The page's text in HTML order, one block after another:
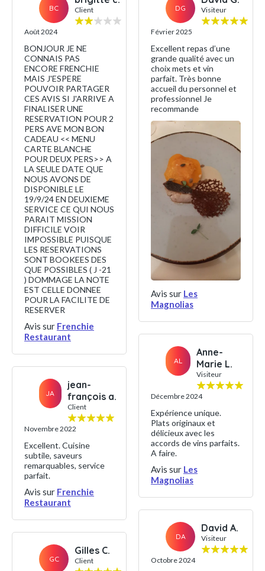
BC Client
Août 2024
BONJOUR JE NE
CONNAIS PAS
ENCORE FRENCHIE
MAIS J'ESPERE
POUVOIR PARTAGER
CES AVIS SI J'ARRIVE A
FINALISER UNE
RESERVATION POUR 2
PERS AVE MON BON
CADEAU << MENU
CARTE BLANCHE
POUR DEUX PERS>> A
LA SEULE DATE QUE
NOUS AVONS DE
DISPONIBLE LE
19/9/24 EN DEUXIEME
SERVICE CE QUI NOUS
PARAIT MISSION
DIFFICILE VOIR
IMPOSSIBLE PUISQUE
LES RESERVATIONS
SONT BOOKEES DES
QUE POSSIBLES ( J -21
) DOMMAGE LA NOTE
EST CELLE DONNEE
POUR LA FACILITE DE
RESERVER
Avis sur Frenchie
Restaurant
JA
jean-
françois a.
Client
Novembre 2022
Excellent. Cuisine
subtile, saveurs
remarquables, service
parfait.
Avis sur Frenchie
Restaurant
GC
Gilles C.
Client
DG Visiteur
Février 2025
Excellent repas d’une
grande qualité avec un
choix mets et vin
parfait. Très bonne
accueil du personnel et
professionnel Je
recommande
Avis sur Les
Magnolias
AL
Anne-
Marie L.
Visiteur
Décembre 2024
Expérience unique.
Plats originaux et
délicieux avec les
accords de vins parfaits.
A faire.
Avis sur Les
Magnolias
DA
David A.
Visiteur
Octobre 2024